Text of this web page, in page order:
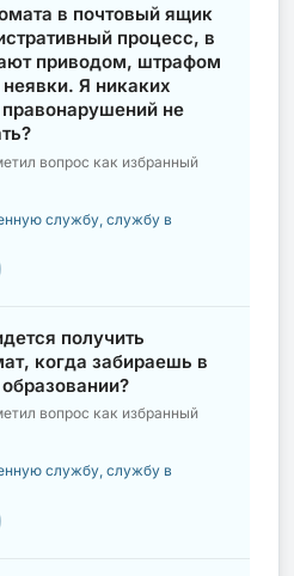
в почтовый ящик
процесс, в
приводом, штрафом
Я никаких
не
вопрос как избранный
службу, службу в
получить
когда забираешь в
вопрос как избранный
службу, службу в